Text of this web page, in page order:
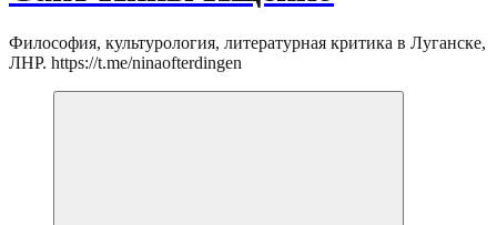
Философия, культурология, литературная критика в Луганске,
ЛНР. https://t.me/ninaofterdingen